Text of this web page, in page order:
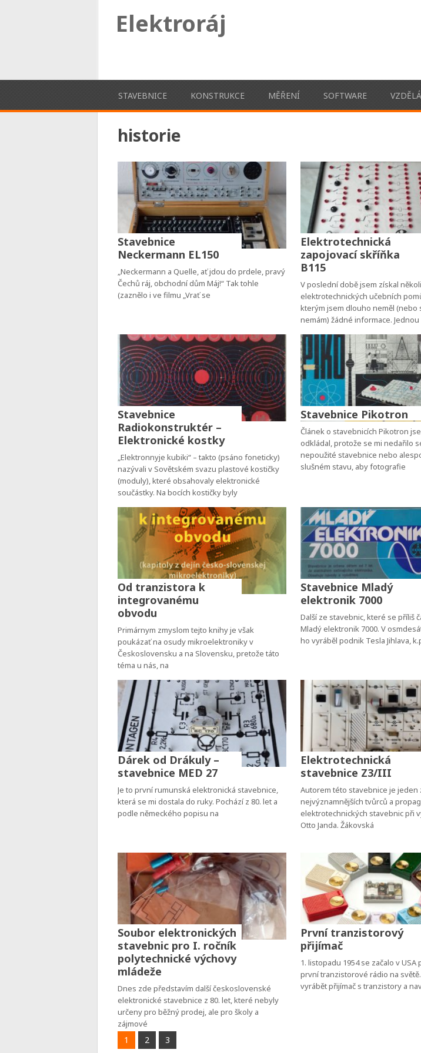
Elektroráj
STAVEBNICE KONSTRUKCE MĚŘENÍ SOFTWARE
historie
Stavebnice
Neckermann EL150
„Neckermann a Quelle, ať jdou do prdele, pravý
Čechů ráj, obchodní dům Máj!“ Tak tohle
(zaznělo i ve filmu „Vrať se
Elektrotechnická
zapojovací skříňka
B115
V poslední době jsem získal
elektrotechnických učebních
kterým jsem dlouho neměl (nebo
nemám) žádné informace. Jednou
Stavebnice
Radiokonstruktér –
Elektronické kostky
„Elektronnyje kubiki“ – takto (psáno foneticky)
nazývali v Sovětském svazu plastové kostičky
(moduly), které obsahovaly elektronické
součástky. Na bocích kostičky byly
Stavebnice Pikotron
Článek o stavebnicích Pikotron
odkládal, protože se mi nedařilo
nepoužité stavebnice nebo
slušném stavu, aby fotografie
Od tranzistora k
integrovanému
obvodu
Primárnym zmyslom tejto knihy je však
poukázať na osudy mikroelektroniky v
Československu a na Slovensku, pretože táto
téma u nás, na
Stavebnice Mladý
elektronik 7000
Další ze stavebnic, které se příliš
Mladý elektronik 7000. V
ho vyráběl podnik Tesla Jihlava,
Dárek od Drákuly –
stavebnice MED 27
Je to první rumunská elektronická stavebnice,
která se mi dostala do ruky. Pochází z 80. let a
podle německého popisu na
Elektrotechnická
stavebnice Z3/III
Autorem této stavebnice je jeden
nejvýznamnějších tvůrců a
elektrotechnických stavebnic při
Otto Janda. Žákovská
Soubor elektronických
stavebnic pro I. ročník
polytechnické výchovy
mládeže
Dnes zde představím další československé
elektronické stavebnice z 80. let, které nebyly
určeny pro běžný prodej, ale pro školy a
zájmové
První tranzistorový
přijímač
1. listopadu 1954 se začalo v USA
první tranzistorové rádio na
vyrábět přijímač s tranzistory a
1 2 3